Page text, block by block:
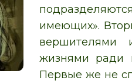
имеющих».
вершителями
жизнями ради
Первые же не